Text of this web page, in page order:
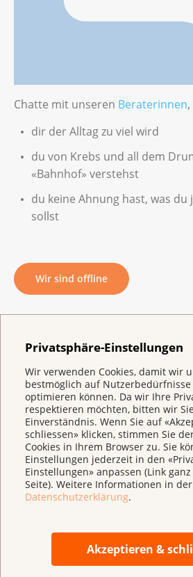
Privatsphäre-Einstellungen
Wir verwenden Cookies, damit wir
bestmöglich auf
optimieren können. Da wir Ihre
respektieren möchten, bitten wir
Einverständnis. Wenn Sie auf
schliessen» klicken, stimmen Sie
Cookies in Ihrem Browser zu. Sie
Einstellungen jederzeit in den
Einstellungen» anpassen (Link
Seite). Weitere Informationen in der
Datenschutzerklärung.
Akzeptieren &
Chatte mit unseren Beraterinnen
dir der Alltag zu viel wird
du von Krebs und all dem
«Bahnhof» verstehst
du keine Ahnung hast, was
sollst
Datenschutzhinweis
erreichst du uns unter0800 11 88
krebsinfo@krebsliga.ch​​​​​​​.
Weitere Informationen
Informationen über Krebs
Über KrebsInfo
Wir sind offline